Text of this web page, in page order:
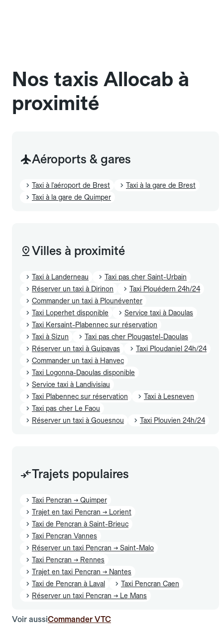
Nos taxis Allocab à
proximité
Aéroports & gares
Taxi à l'aéroport de Brest
Taxi à la gare de Brest
Taxi à la gare de Quimper
Villes à proximité
Taxi à Landerneau
Taxi pas cher Saint-Urbain
Réserver un taxi à Dirinon
Taxi Plouédern 24h/24
Commander un taxi à Plounéventer
Taxi Loperhet disponible
Service taxi à Daoulas
Taxi Kersaint-Plabennec sur réservation
Taxi à Sizun
Taxi pas cher Plougastel-Daoulas
Réserver un taxi à Guipavas
Taxi Ploudaniel 24h/24
Commander un taxi à Hanvec
Taxi Logonna-Daoulas disponible
Service taxi à Landivisiau
Taxi Plabennec sur réservation
Taxi à Lesneven
Taxi pas cher Le Faou
Réserver un taxi à Gouesnou
Taxi Plouvien 24h/24
Trajets populaires
Taxi Pencran → Quimper
Trajet en taxi Pencran → Lorient
Taxi de Pencran à Saint-Brieuc
Taxi Pencran Vannes
Réserver un taxi Pencran → Saint-Malo
Taxi Pencran → Rennes
Trajet en taxi Pencran → Nantes
Taxi de Pencran à Laval
Taxi Pencran Caen
Réserver un taxi Pencran → Le Mans
Voir aussiCommander VTC